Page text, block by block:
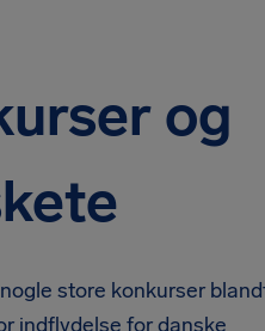
og
store konkurser
indflydelse for danske